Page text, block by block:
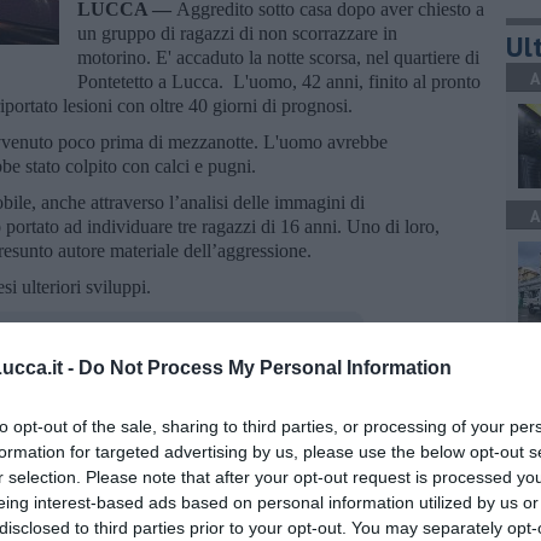
- Do Not Process My Personal Information
opt-out of the sale, sharing to third parties, or processing of your
for targeted advertising by us, please use the below opt-out
selection. Please note that after your opt-out request is processed
interest-based ads based on personal information utilized by us
to third parties prior to your opt-out. You may separately
LUCCA — Aggredito sotto casa dopo aver chiesto a
un gruppo di ragazzi di non scorrazzare in
motorino. E' accaduto la notte scorsa, nel quartiere di
Pontetetto a Lucca. L'uomo, 42 anni, finito al pronto
lesioni con oltre 40 giorni di prognosi.
poco prima di mezzanotte. L'uomo avrebbe
stato colpito con calci e pugni.
anche attraverso l’analisi delle immagini di
portato ad individuare tre ragazzi di 16 anni. Uno di loro,
autore materiale dell’aggressione.
ulteriori sviluppi.
iscriviti allaNewsletter QUInews - ToscanaMedia.
nella tua casella di posta.